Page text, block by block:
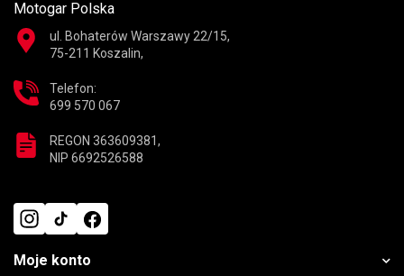
Motogar Polska
ul. Bohaterów Warszawy 22/15,
75-211 Koszalin,
Telefon:
699 570 067
REGON 363609381,
NIP 6692526588
Moje konto